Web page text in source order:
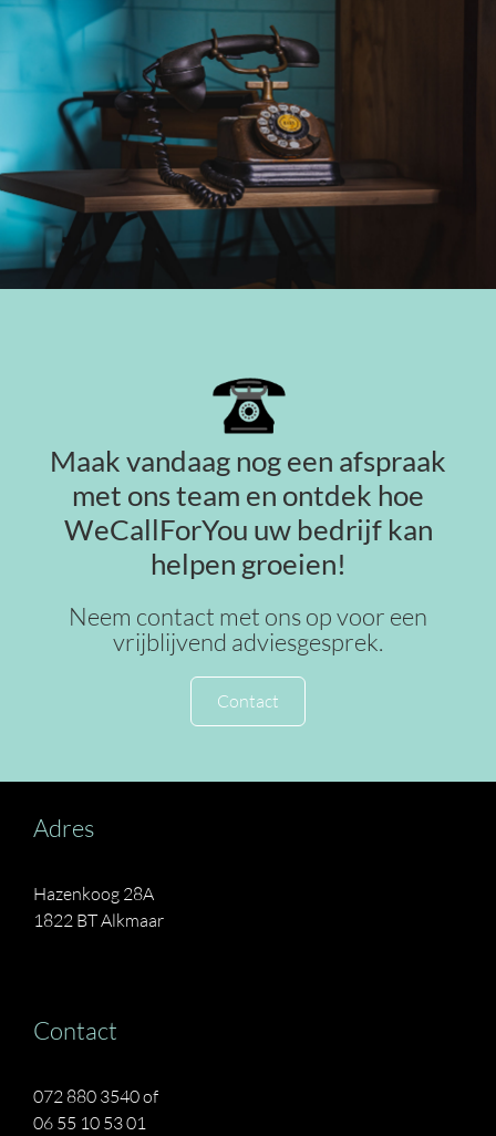
Maak vandaag nog een afspraak
met ons team en ontdek hoe
WeCallForYou uw bedrijf kan
helpen groeien!
Neem contact met ons op voor een
vrijblijvend adviesgesprek.
Contact
Adres
Hazenkoog 28A
1822 BT Alkmaar
Contact
072 880 3540 of
06 55 10 53 01